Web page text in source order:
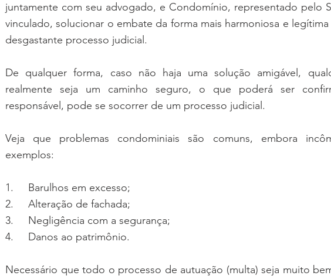
juntamente com seu advogado, e Condomínio, representado pelo
vinculado, solucionar o embate da forma mais harmoniosa e
desgastante processo judicial.
De qualquer forma, caso não haja uma solução amigável,
realmente seja um caminho seguro, o que poderá ser
responsável, pode se socorrer de um processo judicial.
Veja que problemas condominiais são comuns, embora
exemplos:
1.     Barulhos em excesso;
2.     Alteração de fachada;
3.     Negligência com a segurança;
4.     Danos ao patrimônio.
Necessário que todo o processo de autuação (multa) seja muito